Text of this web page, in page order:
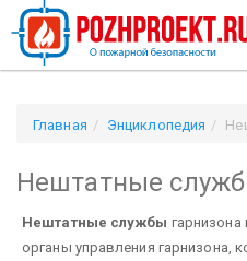
Главная Энциклопедия
Нештатные
Нештатные службы
органы управления гарнизона,